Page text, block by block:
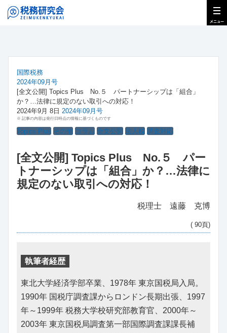
国際税務
2024年09月号
[全文公開] Topics Plus No.５ パートナーシップは「組合」
か？…法律に規定のない取引への対応！
2024年9月 8日 2024年09月号
※ 記事の内容は発行日時点の情報に基づくものです
Topics Plus その他 コラム 全文公開 法人税 調査対応
[全文公開] Topics Plus No.５ パー
トナーシップは「組合」か？…法律に
規定のない取引への対応！
税理士 遠藤 克博
( 90頁)
執筆者経歴
東北大学経済学部卒業、1978年 東京国税局入局。
1990年 国税庁調査課からロンドン長期出張、1997
年～1999年 税務大学校研究部教育官、2000年～
2003年 東京国税局調査第一部国際調査課課長補